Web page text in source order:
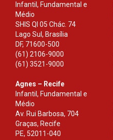
Infantil, Fundamental e
Médio
SHIS Ql 05 Chác. 74
Lago Sul, Brasília
DF, 71600-500
(61) 2106-9000
(61) 3521-9000
Agnes – Recife
Infantil, Fundamental e
Médio
Av. Rui Barbosa, 704
Graças, Recife
PE, 52011-040